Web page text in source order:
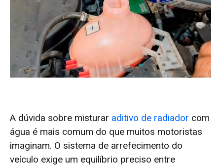
A dúvida sobre misturar aditivo de radiador com
água é mais comum do que muitos motoristas
imaginam. O sistema de arrefecimento do
veículo exige um equilíbrio preciso entre